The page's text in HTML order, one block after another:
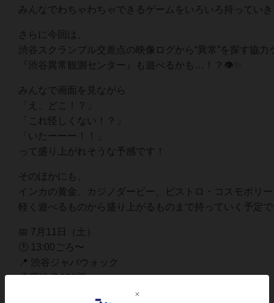
みんなでわちゃわちゃできるゲームをいろいろ持ってい
さらに今回は、
渋谷スクランブル交差点の映像ログから“異常”を探す協力
『渋谷異常観測センター』も遊べるかも…！？👁️✨
みんなで画面を見ながら
「え、どこ！？」
「これ怪しくない！？」
「いたーーー！！」
って盛り上がれそうな予感です！
そのほかにも、
インカの黄金、カジノダービー、ビストロ・コスモポリ
軽く遊べるものから盛り上がるものまで持っていく予定
📅 7月11日（土）
🕐 13:00ごろ〜
📍 渋谷ジャバウォック
💰 男性 7,000円